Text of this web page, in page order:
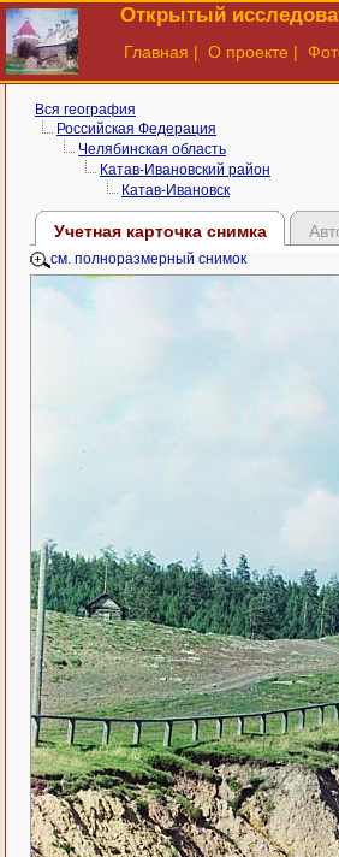
Открытый
Главная | О проекте |
Вся география
Российская Федерация
Челябинская область
Катав-Ивановский район
Катав-Ивановск
Учетная карточка снимка
см. полноразмерный снимок